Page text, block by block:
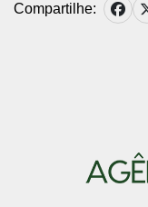
Compartilhe: